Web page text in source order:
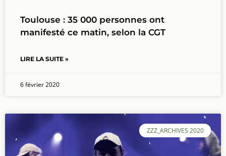
Toulouse : 35 000 personnes ont
manifesté ce matin, selon la CGT
LIRE LA SUITE »
6 février 2020
ZZZ_ARCHIVES 2020